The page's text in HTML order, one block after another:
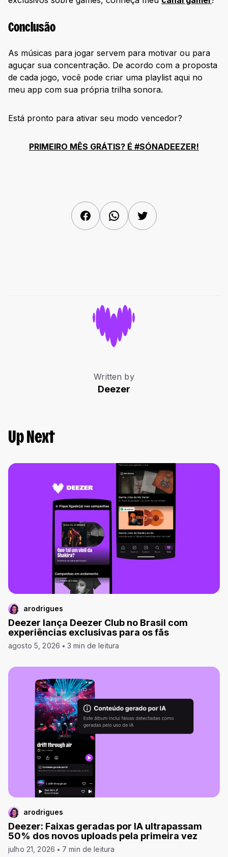
Conclusão
As músicas para jogar servem para motivar ou para
aguçar sua concentração. De acordo com a proposta
de cada jogo, você pode criar uma playlist aqui no
meu app com sua própria trilha sonora.
Está pronto para ativar seu modo vencedor?
PRIMEIRO MÊS GRÁTIS? É #SÓNADEEZER!
FacebookWhatsAppTwitter
Written by
Deezer
Up Next
arodrigues
Deezer lança Deezer Club no Brasil com
experiências exclusivas para os fãs
agosto 5, 2026 3 min de leitura
arodrigues
Deezer: Faixas geradas por IA ultrapassam
50% dos novos uploads pela primeira vez
julho 21, 2026 7 min de leitura